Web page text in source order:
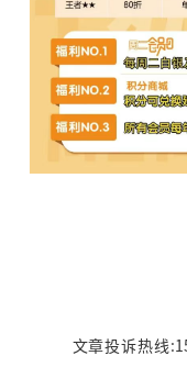
文章投诉热线